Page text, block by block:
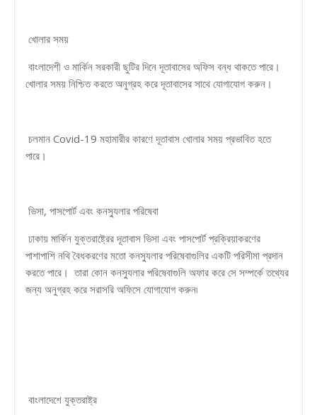
খোলার সময়
বাংলাদেশী ও মার্কিন সরকারী ছুটির দিনে দূতাবাসের অফিস বন্ধ থাকতে পারে।
খোলার সময় নিশ্চিত করতে অনুগ্রহ করে দূতাবাসের সাথে যোগাযোগ করুন।
চলমান Covid-19 মহামারীর কারণে দূতাবাস খোলার সময় প্রভাবিত হতে
পারে।
ভিসা, পাসপোর্ট এবং কনস্যুলার পরিষেবা
ঢাকায় মার্কিন যুক্তরাষ্ট্রের দূতাবাস ভিসা এবং পাসপোর্ট প্রক্রিয়াকরণের
পাশাপাশি নথি বৈধকরণের মতো কনস্যুলার পরিষেবাগুলির একটি পরিসীমা প্রদান
করতে পারে। তারা কোন কনস্যুলার পরিষেবাগুলি অফার করে সে সম্পর্কে তথ্যের
জন্য অনুগ্রহ করে সরাসরি অফিসে যোগাযোগ করুন৷
বাংলাদেশে যুক্তরাষ্ট্র